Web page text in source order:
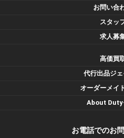
お問い合
スタッ
求人募
高価買
代行出品ジ
オーダーメイ
About
お電話でのお